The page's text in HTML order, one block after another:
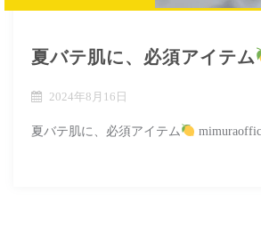
夏バテ肌に、必須アイテム
2024年8月16日
夏バテ肌に、必須アイテム